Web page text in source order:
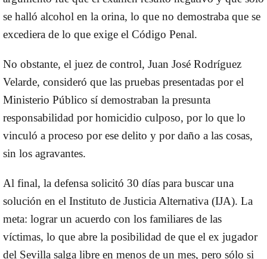
se halló alcohol en la orina, lo que no demostraba que se
excediera de lo que exige el Código Penal.
No obstante, el juez de control, Juan José Rodríguez
Velarde, consideró que las pruebas presentadas por el
Ministerio Público sí demostraban la presunta
responsabilidad por homicidio culposo, por lo que lo
vinculó a proceso por ese delito y por daño a las cosas,
sin los agravantes.
Al final, la defensa solicitó 30 días para buscar una
solución en el Instituto de Justicia Alternativa (IJA). La
meta: lograr un acuerdo con los familiares de las
víctimas, lo que abre la posibilidad de que el ex jugador
del Sevilla salga libre en menos de un mes, pero sólo si